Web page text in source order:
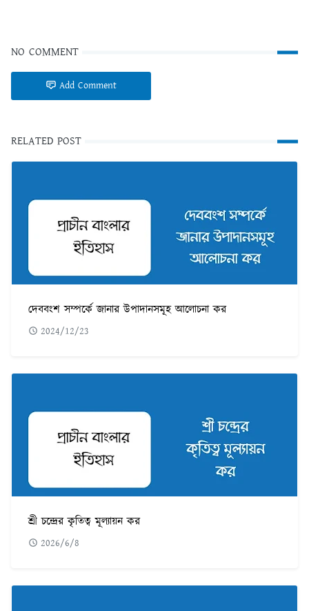
NO COMMENT
Add Comment
RELATED POST
দেববংশ সম্পর্কে জানার উপাদানসমূহ আলোচনা কর
2024/12/23
শ্রী চন্দ্রের কৃতিত্ব মূল্যায়ন কর
2026/6/8